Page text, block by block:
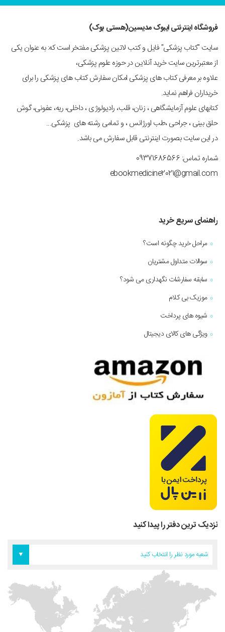
فروشگاه اینترنتی ایبوک مدیسین(هستی بوک)
سایت "کتاب پزشکی" فایل و کتب لاتین پزشکی مفتخر است که: به عنوان یکی
از معتبرترین سایت خرید آنلاین در حوزه علوم پزشکی،
علاوه بر معرفی کتاب های پزشکی امکان سفارش کتاب های پزشکی را برای
خریداران فراهم نماید.
کتابهای علوم آزمایشگاهی ، زنان، قلب، رادیولوژی ، داخلی، ریه، عفونی، گوش
حلق بینی ، جراحی ،طب اورژانس ، و تمامی رشته های پزشکی...
در این سایت بصورت اینترنتی قابل سفارش می باشد.
شماره تماس: 09371686566
ebookmedicine2021@gmail.com
راهنمای سریع خرید
مراحل خرید چگونه است؟
سوالات متداول مشتریان
سابقه سفارشات نگهداری می شود؟
موزیک بی کلام
شیوه های پرداخت
ویژگی های کالای دیجیتال
نزدیک ترین دفتر را پیدا کنید
شعبه مورد نظر را انتخاب کنید